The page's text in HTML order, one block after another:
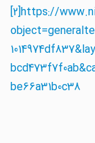
[2]https://
be66a31b0c38